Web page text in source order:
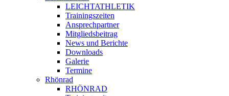
LEICHTATHLETIK
Trainingszeiten
Ansprechpartner
Mitgliedsbeitrag
News und Berichte
Downloads
Galerie
Termine
Rhönrad
RHÖNRAD